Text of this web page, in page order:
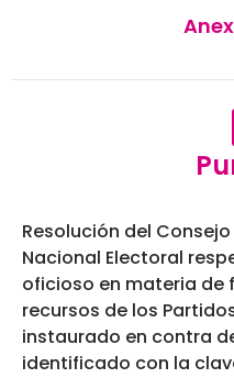
Resolución del
Nacional Electoral
oficioso en materia de
recursos de los
instaurado en contra
identificado con la